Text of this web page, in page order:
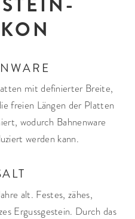
mit definierter Breite,
freien Längen der Platten
wodurch Bahnenware
werden kann.
alt. Festes, zähes,
Ergussgestein. Durch das